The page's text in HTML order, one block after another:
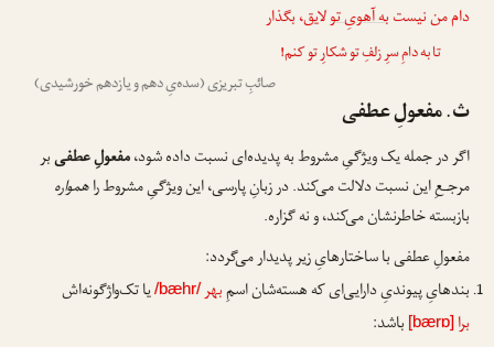
دام من نیستبه آهویِ تولایق، بگذار
تا به دامِ سرِ زلفِ تو شکارِ تو کنم!
صائبِ تبریزی (سده‌یِ دهم و یازدهم خورشیدی)
ث. مفعولِ عطفی
اگر در جمله یک ویژگیِ مشروط به پدیده‌ای نسبت داده شود،مفعولِ عطفیبر
مرجـعِ این نسبت دلالت می‌کند. در زبانِ پارسی، این ویژگیِ مشروط راهمواره
بازبسته خاطرنشان می‌کند، و نه گزاره.
مفعولِ عطفی با ساختارهایِ زیر پدیدار می‌گردد:
بندهایِ پیوندیِ دارایی‌ای که هسته‌شان اسمِبهر/bæhr/یا تک‌واژگونه‌اش
برا [bærɒ] باشد: